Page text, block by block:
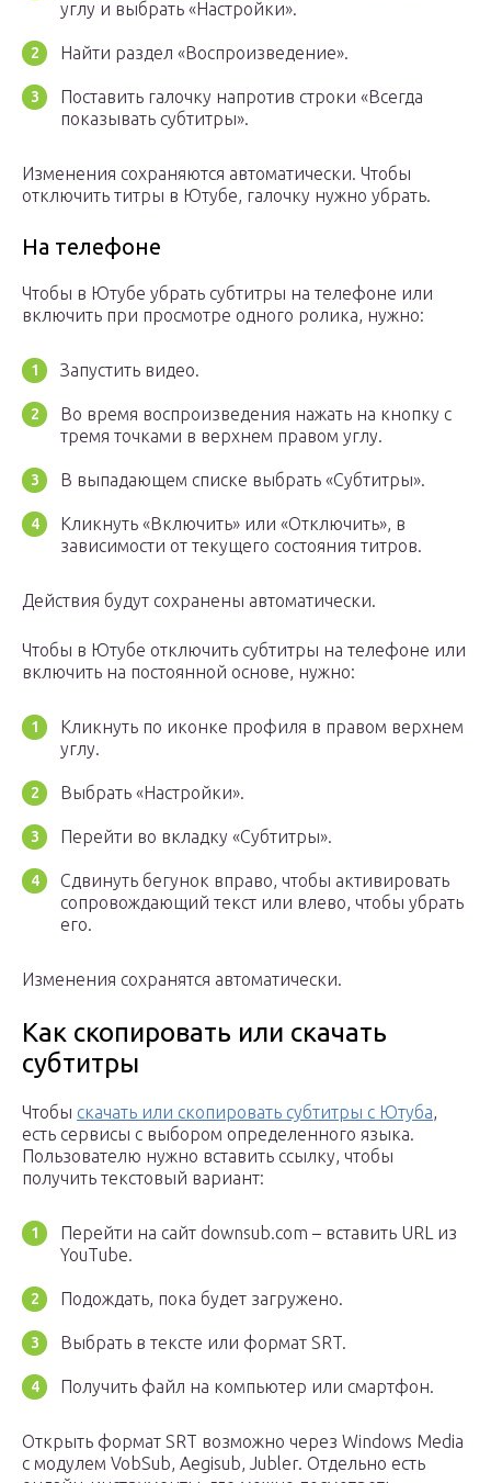
углу и выбрать «Настройки».
Найти раздел «Воспроизведение».
Поставить галочку напротив строки «Всегда
показывать субтитры».
Изменения сохраняются автоматически. Чтобы
отключить титры в Ютубе, галочку нужно убрать.
На телефоне
Чтобы в Ютубе убрать субтитры на телефоне или
включить при просмотре одного ролика, нужно:
Запустить видео.
Во время воспроизведения нажать на кнопку с
тремя точками в верхнем правом углу.
В выпадающем списке выбрать «Субтитры».
Кликнуть «Включить» или «Отключить», в
зависимости от текущего состояния титров.
Действия будут сохранены автоматически.
Чтобы в Ютубе отключить субтитры на телефоне или
включить на постоянной основе, нужно:
Кликнуть по иконке профиля в правом верхнем
углу.
Выбрать «Настройки».
Перейти во вкладку «Субтитры».
Сдвинуть бегунок вправо, чтобы активировать
сопровождающий текст или влево, чтобы убрать
его.
Изменения сохранятся автоматически.
Как скопировать или скачать
субтитры
Чтобы скачать или скопировать субтитры с Ютуба,
есть сервисы с выбором определенного языка.
Пользователю нужно вставить ссылку, чтобы
получить текстовый вариант:
Перейти на сайт downsub.com – вставить URL из
YouTube.
Подождать, пока будет загружено.
Выбрать в тексте или формат SRT.
Получить файл на компьютер или смартфон.
Открыть формат SRT возможно через Windows Media
с модулем VobSub, Aegisub, Jubler. Отдельно есть